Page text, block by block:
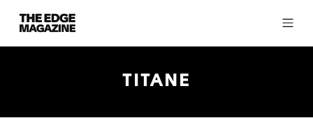
The
Edge
Magazine
TITANE